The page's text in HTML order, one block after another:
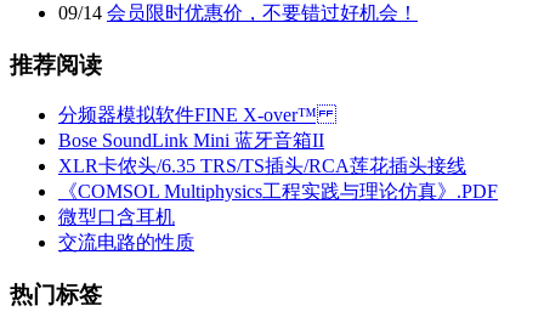
09/14 会员限时优惠价，不要错过好机会！
推荐阅读
分频器模拟软件FINE X-over™
Bose SoundLink Mini 蓝牙音箱II
XLR卡侬头/6.35 TRS/TS插头/RCA莲花插头接线
《COMSOL Multiphysics工程实践与理论仿真》.PDF
微型口含耳机
交流电路的性质
热门标签